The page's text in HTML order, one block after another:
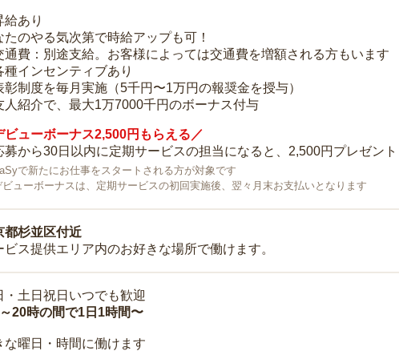
あり
たのやる気次第で時給アップも可！
費：別途支給。お客様によっては交通費を増額される方もいます
インセンティブあり
彰制度を毎月実施（5千円〜1万円の報奨金を授与）
人紹介で、最大1万7000千円のボーナス付与
ビューボーナス2,500円もらえる／
募から30日以内に定期サービスの担当になると、2,500円プレゼント
で新たにお仕事をスタートされる方が対象です
ビューボーナスは、定期サービスの初回実施後、翌々月末お支払いとなります
都杉並区付近
ビス提供エリア内のお好きな場所で働けます。
・土日祝日いつでも歓迎
20時の間で1日1時間〜
な曜日・時間に働けます